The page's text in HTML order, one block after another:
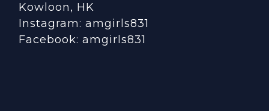
Kowloon, HK
Instagram: amgirls831
Facebook: amgirls831